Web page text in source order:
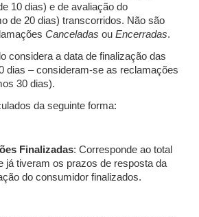
10 dias) e de avaliação do
de 20 dias) transcorridos. Não são
Canceladas ou Encerradas.
considera a data de finalização das
dias – consideram-se as reclamações
30 dias).
da seguinte forma:
Finalizadas: Corresponde ao total
já tiveram os prazos de resposta da
do consumidor finalizados.